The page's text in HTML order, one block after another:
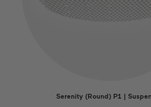
Serenity (Round) P1 |